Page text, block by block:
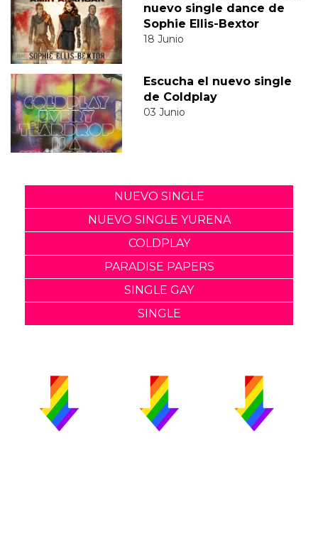
nuevo single dance de
Sophie Ellis-Bextor
18 Junio
Escucha el nuevo single
de Coldplay
03 Junio
NUEVO SINGLE
NUEVO SINGLE YURENA
COLDPLAY
PARADISE PAPERS
SINGLE GAY
SINGLE